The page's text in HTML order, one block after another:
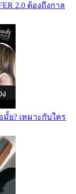
2.0 ต้องถึงกาล
มั้ย? เหมาะกับใคร